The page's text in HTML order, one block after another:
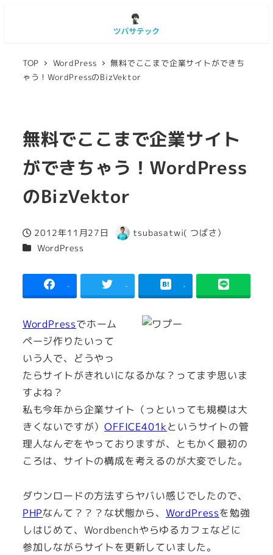
TOP WordPress
無料でここまで企業サイトができち
ゃう！WordPressのBizVektor
無料でここまで企業サイト
ができちゃう！WordPress
のBizVektor
投稿日
2012年11月27日
著
tsubasatwi( つばさ）
カテゴリー
WordPress
- - -
WordPressでホーム
ページ作りたいって
いう人で、どうやっ
たらサイトがきれいになるかな？ってまず思いま
すよね？
私も今年から企業サイト（っといっても規模は大
きくないですが）OFFICE401kというサイトの管
理人なんぞをやっておりますが、ともかく最初の
ころは、サイトの構成を考えるのが大変でした。
ダウンロードの方法すらヤバい感じでしたので、
PHPなんて？？？な状態から、 WordPressを勉強
しはじめて、Wordbenchやらゆるカフェなどに
参加しながらサイトを更新していました。